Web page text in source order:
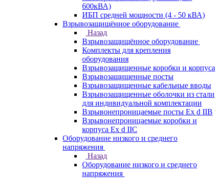
600кВА)
ИБП средней мощности (4 - 50 кВА)
Взрывозащищённое оборудование
Назад
Взрывозащищённое оборудование
Комплекты для крепления
оборудования
Взрывозащищенные коробки и корпуса
Взрывозащищенные посты
Взрывозащищенные кабельные вводы
Взрывозащищенные оболочки из стали
для индивидуальной комплектации
Взрывонепроницаемые посты Ex d IIB
Взрывонепроницаемые коробки и
корпуса Ex d IIС
Оборудование низкого и среднего
напряжения
Назад
Оборудование низкого и среднего
напряжения